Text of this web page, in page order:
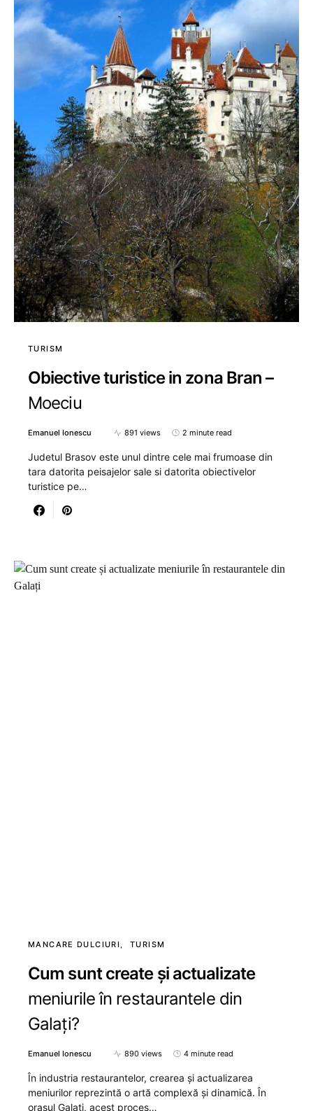
TURISM
Obiective turistice in zona Bran –
Moeciu
Emanuel Ionescu 891 views 2 minute read
Judetul Brasov este unul dintre cele mai frumoase din
tara datorita peisajelor sale si datorita obiectivelor
turistice pe…
MANCARE DULCIURI TURISM
Cum sunt create și actualizate
meniurile în restaurantele din
Galați?
Emanuel Ionescu 890 views 4 minute read
În industria restaurantelor, crearea și actualizarea
meniurilor reprezintă o artă complexă și dinamică. În
orașul Galați, acest proces…